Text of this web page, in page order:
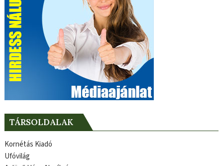
TÁRSOLDALAK
Kornétás Kiadó
Ufóvilág